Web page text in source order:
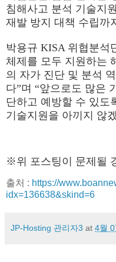
침해사고 분석 기술지
재발 방지 대책 수립까
박용규 KISA 위협분석
체제를 모두 지원하는
의 자가 진단 및 분석
다”며 “앞으로도 많은
단하고 예방할 수 있도
기술지원을 아끼지 않
※위 포스팅이 문제될
출처 : https://
idx=136638&skind=6
JP-Hosting 관리자3 at 4월